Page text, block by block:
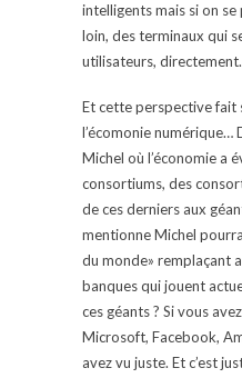
intelligents mais si on
loin, des terminaux qui
utilisateurs,
Et cette perspective fait
l’écomonie numérique…
Michel où l’économie a
consortiums, des
de ces derniers aux
mentionne Michel
du monde» remplaçant
banques qui jouent
ces géants ? Si vous
Microsoft, Facebook,
avez vu juste. Et c’est